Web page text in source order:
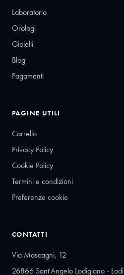
Laboratorio
Orologi
Gioielli
Blog
Pagamenti
PAGINE UTILI
Carrello
Privacy Policy
Cookie Policy
Termini e condizioni
Preferenze cookie
CONTATTI
Via Mascagni, 12
26866 Sant'Angelo Lodigiano - Lodi